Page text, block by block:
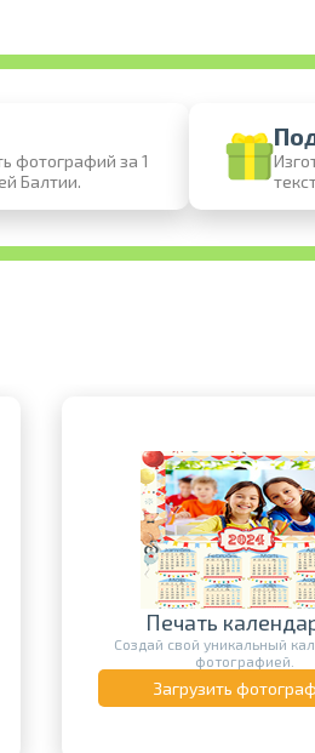
фотографий за 1
Балтии.
Печать
Создай свой уникальный
фотографией.
Загрузить